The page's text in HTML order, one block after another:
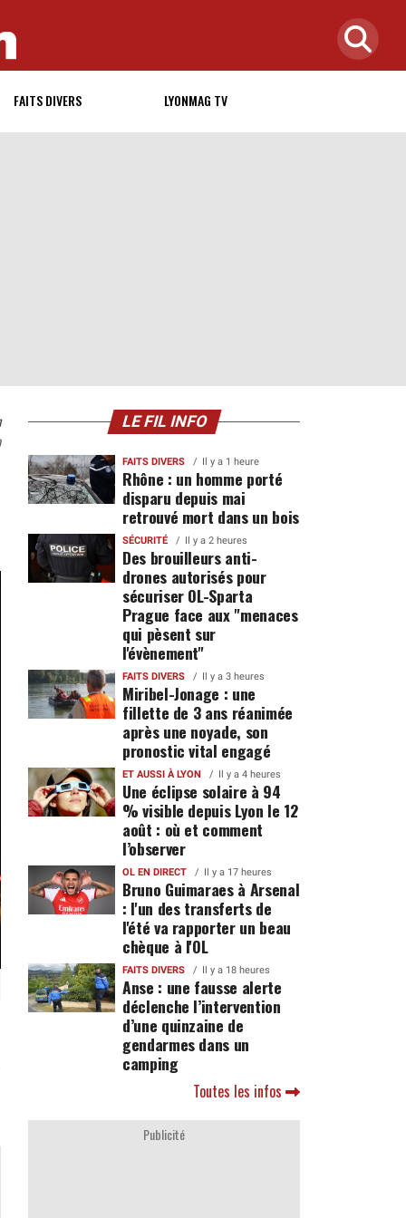
FAITS DIVERS LYONMAG TV
LE FIL INFO
FAITS DIVERS Il y a 1 heure
Rhône : un homme porté
disparu depuis mai
retrouvé mort dans un bois
SÉCURITÉ Il y a 2 heures
Des brouilleurs anti-
drones autorisés pour
sécuriser OL-Sparta
Prague face aux "menaces
qui pèsent sur
l'évènement"
FAITS DIVERS Il y a 3 heures
Miribel-Jonage : une
fillette de 3 ans réanimée
après une noyade, son
pronostic vital engagé
ET AUSSI À LYON Il y a 4 heures
Une éclipse solaire à 94
% visible depuis Lyon le 12
août : où et comment
l’observer
OL EN DIRECT Il y a 17 heures
Bruno Guimaraes à Arsenal
: l'un des transferts de
l'été va rapporter un beau
chèque à l'OL
FAITS DIVERS Il y a 18 heures
Anse : une fausse alerte
déclenche l’intervention
d’une quinzaine de
gendarmes dans un
camping
Toutes les infos
Publicité